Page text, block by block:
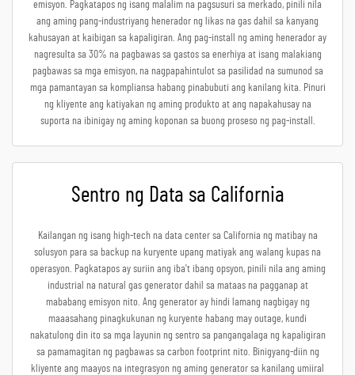
emisyon. Pagkatapos ng isang malalim na pagsusuri sa merkado, pinili nila
ang aming pang-industriyang henerador ng likas na gas dahil sa kanyang
kahusayan at kaibigan sa kapaligiran. Ang pag-install ng aming henerador ay
nagresulta sa 30% na pagbawas sa gastos sa enerhiya at isang malakiang
pagbawas sa mga emisyon, na nagpapahintulot sa pasilidad na sumunod sa
mga pamantayan sa kompliansa habang pinabubuti ang kanilang kita. Pinuri
ng kliyente ang katiyakan ng aming produkto at ang napakahusay na
suporta na ibinigay ng aming koponan sa buong proseso ng pag-install.
Sentro ng Data sa California
Kailangan ng isang high-tech na data center sa California ng matibay na
solusyon para sa backup na kuryente upang matiyak ang walang kupas na
operasyon. Pagkatapos ay suriin ang iba't ibang opsyon, pinili nila ang aming
industrial na natural gas generator dahil sa mataas na pagganap at
mababang emisyon nito. Ang generator ay hindi lamang nagbigay ng
maaasahang pinagkukunan ng kuryente habang may outage, kundi
nakatulong din ito sa mga layunin ng sentro sa pangangalaga ng kapaligiran
sa pamamagitan ng pagbawas sa carbon footprint nito. Binigyang-diin ng
kliyente ang maayos na integrasyon ng aming generator sa kanilang umiiral